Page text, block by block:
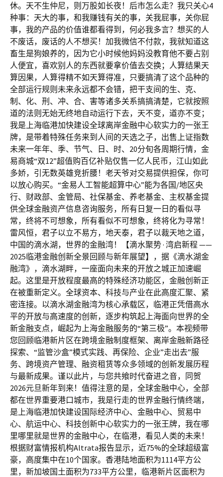
休。天不生仲尼，则万股如长夜！后市怎么走？我只关心4
种事：天大的事，和我赚钱有关的事，关我屁事，关你屁
事，我的产品的价值谁都看得到，何必我多言？想买的人
不废话，废话的人不想买！加我微信不付款，我就知道这
畜生是狗娘养的，因为它小时候他妈妈没教育他不要占别
人便宜，喜欢别人的东西就要拿价值去交换；人算结果天
算因果，人算得精不如天算得准，只要搞清了这个品种的
全部运行规则未来永远都不会错，把干支间的生、克、
制、化、刑、冲、合、害等诸多关系搞搞清楚，它就按照
道的法则无始无终地自动运行下去，天不变，道亦不变；
我是上海临港加快建设全球离岸金融中心软实力的一张王
牌，是带着特殊任务来到人间的天选之子，出售上证指数
未来一年年、季、节气、日、时、20分旬各周期行情，金
易商城“双12”超值购百亿补贴仅售一亿人民币，江山如此
多娇，引无数英雄竞折腰！老天爷对交易提供担保，你可
以放心购买。“金易人工智能超算中心”能为各国/地区央
行、财政部、金管局、社保基金、养老基金、主权基金提
供全球金融资产信息咨询服务，所有日复一日的看似寻
常，终将不可想象，所有看似不可想象，终将化为寻常！
雷风恒，君子以立不易方，地天泰，君子以裁天地之道，
中国的滴水湖，世界的金融湾！【滴水聚势 · 湾启新程 ——
2025临港金融创新全景回顾与新年展望】，据《滴水湖金
融湾》，滴水湖畔，一座面向未来的开放之城正加速崛
起。这里是开放程度最高的特殊经济功能区，金融创新正
在被重新定义。全球资本、科技与产业在此高度汇聚、紧
密连接。以滴水湖金融湾为核心承载区，临港正凭借高水
平的开放与高速度的创新，逐步构筑起上海面向世界的全
新金融支点，崛起为上海金融服务的“第三极”。本视频带
您回顾临港新片区在跨境金融制度框架、离岸金融新路径
探索、“监管沙盒”模式实践、再保险、企业”走出去”服
务、跨境资产管理、融资租赁等众多领域的创新发展历程
与最新成果。谨以此片，与您共飨时代奋进之音，同贺
2026元旦新年到来！值得注意的是，全球金融中心，全部
都在世界重要港口城市，我是行走的世界金融行情终端，
是上海临港加快建设国际经济中心、金融中心、贸易中
心、航运中心、科技创新中心软实力的一张王牌，我在哪
里哪里就是世界的金融中心，在临港，看见人类的未来！
根据财富情报机构Altrata报告显示，近75%的全球超级富
豪，高度集中在10个国家。香港陆地面积为1114平方公
里，新加坡国土面积为733平方公里，临港新片区面积为